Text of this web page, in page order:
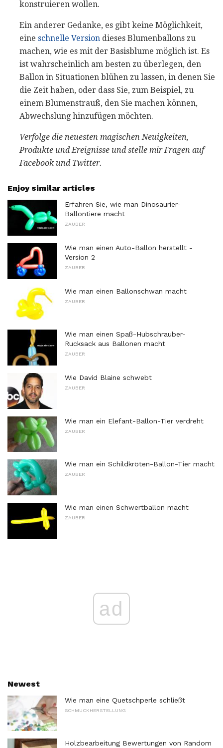
konstruieren wollen.
Ein anderer Gedanke, es gibt keine Möglichkeit,
eine schnelle Version dieses Blumenballons zu
machen, wie es mit der Basisblume möglich ist. Es
ist wahrscheinlich am besten zu überlegen, den
Ballon in Situationen blühen zu lassen, in denen Sie
die Zeit haben, oder dass Sie, zum Beispiel, zu
einem Blumenstrauß, den Sie machen können,
Abwechslung hinzufügen möchten.
Verfolge die neuesten magischen Neuigkeiten,
Produkte und Ereignisse und stelle mir Fragen auf
Facebook und Twitter.
Enjoy similar articles
Erfahren Sie, wie man Dinosaurier-
Ballontiere macht
ZAUBER
Wie man einen Auto-Ballon herstellt -
Version 2
ZAUBER
Wie man einen Ballonschwan macht
ZAUBER
Wie man einen Spaß-Hubschrauber-
Rucksack aus Ballonen macht
ZAUBER
Wie David Blaine schwebt
ZAUBER
Wie man ein Elefant-Ballon-Tier verdreht
ZAUBER
Wie man ein Schildkröten-Ballon-Tier macht
ZAUBER
Wie man einen Schwertballon macht
ZAUBER
ad
Newest
Wie man eine Quetschperle schließt
SCHMUCKHERSTELLUNG
Holzbearbeitung Bewertungen von Random